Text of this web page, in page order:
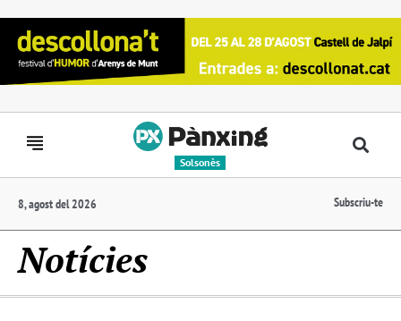
Solsonès
8, agost del 2026 Subscriu-te
Notícies